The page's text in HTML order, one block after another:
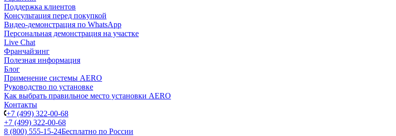
Поддержка клиентов
Консультация перед покупкой
Видео-демонстрация по WhatsApp
Персональная демонстрация на участке
Live Chat
Франчайзинг
Полезная информация
Блог
Применение системы AERO
Руководство по установке
Как выбрать правильное место установки AERO
Контакты
+7 (499) 322-00-68
+7 (499) 322-00-68
8 (800) 555-15-24Бесплатно по России